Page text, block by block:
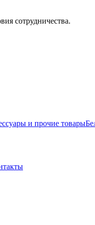
сотрудничества.
и прочие товары